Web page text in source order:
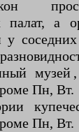
палат, а
у
музей
Пн, Вт.
Пн, Вт.